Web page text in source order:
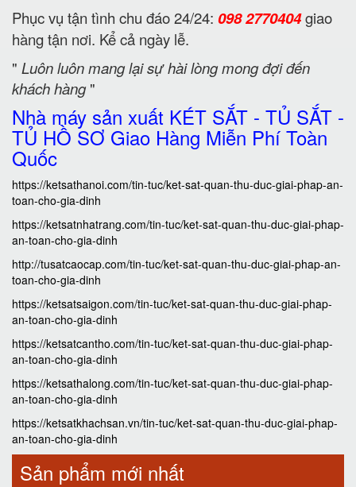
Phục vụ tận tình chu đáo 24/24: 098 2770404giao
hàng tận nơi. Kể cả ngày lễ.
" Luôn luôn mang lại sự hài lòng mong đợi đến
khách hàng"
Nhà máy sản xuất KÉT SẮT - TỦ SẮT -
TỦ HỒ SƠ Giao Hàng Miễn Phí Toàn
Quốc
https://ketsathanoi.com/tin-tuc/ket-sat-quan-thu-duc-giai-phap-an-
toan-cho-gia-dinh
https://ketsatnhatrang.com/tin-tuc/ket-sat-quan-thu-duc-giai-phap-
an-toan-cho-gia-dinh
http://tusatcaocap.com/tin-tuc/ket-sat-quan-thu-duc-giai-phap-an-
toan-cho-gia-dinh
https://ketsatsaigon.com/tin-tuc/ket-sat-quan-thu-duc-giai-phap-
an-toan-cho-gia-dinh
https://ketsatcantho.com/tin-tuc/ket-sat-quan-thu-duc-giai-phap-
an-toan-cho-gia-dinh
https://ketsathalong.com/tin-tuc/ket-sat-quan-thu-duc-giai-phap-
an-toan-cho-gia-dinh
https://ketsatkhachsan.vn/tin-tuc/ket-sat-quan-thu-duc-giai-phap-
an-toan-cho-gia-dinh
Sản phẩm mới nhất